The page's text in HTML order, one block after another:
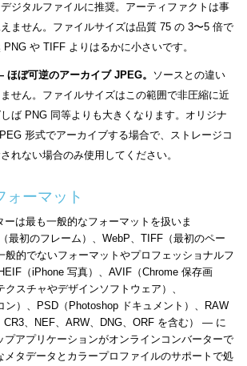
ジタルファイルに推奨。アーティファクトは事
ません。ファイルサイズは品質 75 の 3〜5 倍で
や TIFF よりはるかに小さいです。
ぼ可逆のアーカイブ JPEG。
ソースとの違い
せん。ファイルサイズはこの範囲で非圧縮に近
ば PNG 同等よりも大きくなります。オリジナ
形式でアーカイブする場合で、ストレージコ
れない場合のみ使用してください。
ォーマット
ーは最も一般的なフォーマットを扱いま
最初のフレーム）、WebP、TIFF（最初のペー
般的でないフォーマットやプロフェッショナルフ
（iPhone 写真）、AVIF（Chrome 保存画
スチャやデザインソフトウェア）、
ン）、PSD（Photoshop ドキュメント）、RAW
CR3、NEF、ARW、DNG、ORF を含む） — に
プアプリケーションがオンラインコンバーターで
メタデータとカラープロファイルのサポートで処